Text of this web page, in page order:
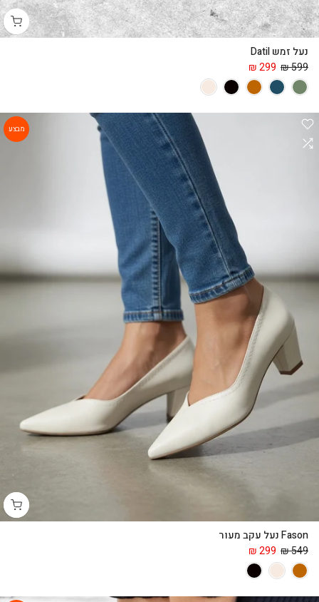
נעל זמש Datil
599 ₪
299 ₪
מבצע
Fason נעל עקב מעור
549 ₪
299 ₪